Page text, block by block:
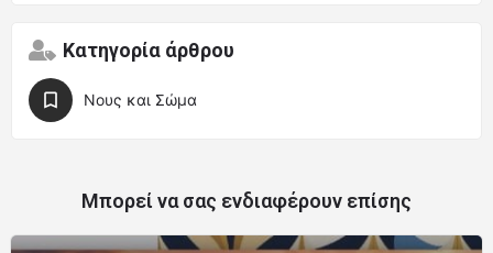
Κατηγορία άρθρου
Νους και Σώμα
Μπορεί να σας ενδιαφέρουν επίσης